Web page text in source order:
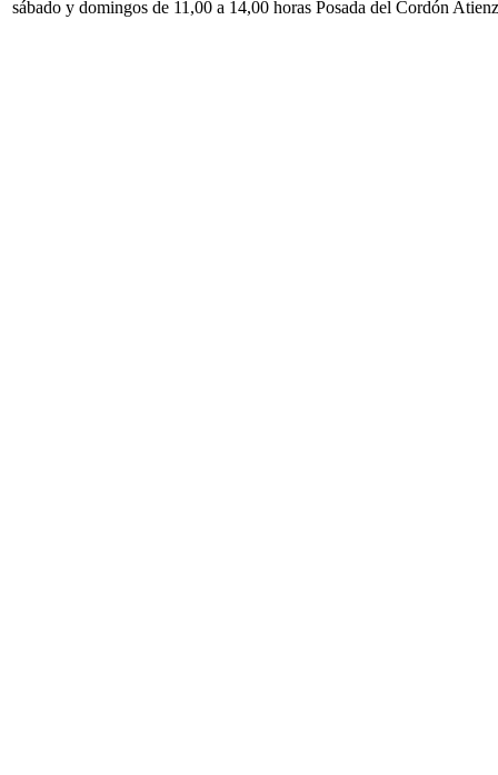
sábado y domingos de 11,00 a 14,00 horas Posada del Cordón